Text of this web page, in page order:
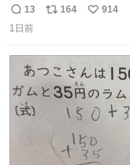
返
信
13
リ
ト
164
い
数
914
1日前